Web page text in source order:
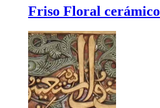
Friso Floral cerámico